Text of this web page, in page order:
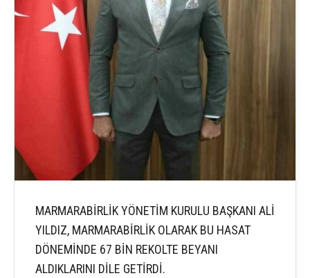
MARMARABİRLİK YÖNETİM KURULU BAŞKANI ALİ
YILDIZ, MARMARABİRLİK OLARAK BU HASAT
DÖNEMİNDE 67 BİN REKOLTE BEYANI
ALDIKLARINI DİLE GETİRDİ.